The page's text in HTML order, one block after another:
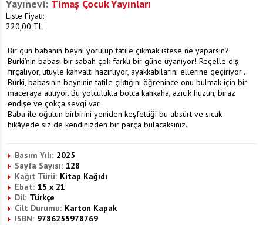
Yayınevi: Timaş Çocuk Yayınları
Liste Fiyatı:
220,00 TL
Bir gün babanın beyni yorulup tatile çıkmak istese ne yaparsın?
Burki'nin babası bir sabah çok farklı bir güne uyanıyor! Reçelle diş
fırçalıyor, ütüyle kahvaltı hazırlıyor, ayakkabılarını ellerine geçiriyor...
Burki, babasının beyninin tatile çıktığını öğrenince onu bulmak için bir
maceraya atılıyor. Bu yolculukta bolca kahkaha, azıcık hüzün, biraz
endişe ve çokça sevgi var.
Baba ile oğulun birbirini yeniden keşfettiği bu absürt ve sıcak
hikâyede siz de kendinizden bir parça bulacaksınız.
Basım Yılı: 2025
Sayfa Sayısı: 128
Kağıt Türü: Kitap Kağıdı
Ebat: 15 x 21
Dil: Türkçe
Cilt Durumu: Karton Kapak
ISBN: 9786255978769